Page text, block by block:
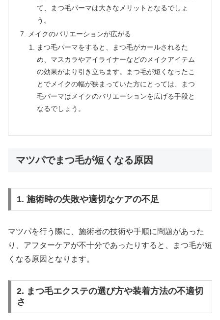
て、まつ毛パーマは大きなメリットとなるでしょ
う。
メイクのバリエーションが広がる
まつ毛パーマをすると、まつ毛がカールされるた
め、マスカラやアイライナーなどのメイクアイテム
の効果がより引き立ちます。まつ毛が短くなったこ
とでメイクの幅が狭まっていた方にとっては、まつ
毛パーマはメイクのバリエーションを広げる手段と
なるでしょう。
マツパでまつ毛が短くなる原因
1. 施術時の失敗や適切なケアの不足
マツパを行う際に、施術者の技術や手順に問題があった
り、アフターケアが不十分であったりすると、まつ毛が短
くなる原因となります。
2. まつ毛エクステの選び方や装着方法の不適切
さ